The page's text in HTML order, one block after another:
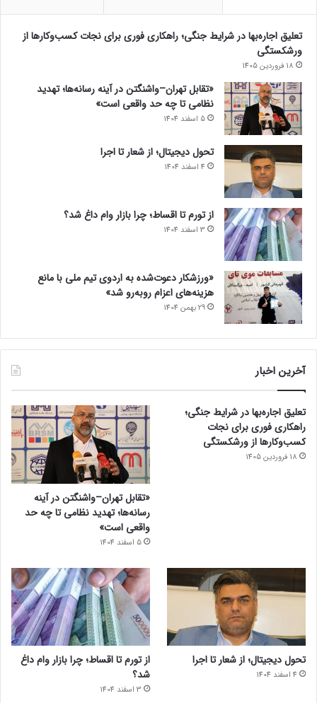
تعلیق اجاره‌بها در شرایط جنگی؛ راهکاری فوری برای نجات کسب‌وکارها از
ورشکستگی
18 فروردین 1405
«تقابل تهران–واشنگتن در آینه رسانه‌ها؛ تهدید
نظامی تا چه حد واقعی است»
5 اسفند 1404
تحول دیجیتال؛ از شعار تا اجرا
4 اسفند 1404
از تورم تا اقساط؛ چرا بازار وام داغ شد؟
3 اسفند 1404
«ورزشکار دعوت‌شده به اردوی تیم ملی با مانع
هزینه‌های اعزام روبه‌رو شد»
29 بهمن 1404
آخرین اخبار
تعلیق اجاره‌بها در شرایط جنگی؛
راهکاری فوری برای نجات
کسب‌وکارها از ورشکستگی
18 فروردین 1405
«تقابل تهران–واشنگتن در آینه
رسانه‌ها؛ تهدید نظامی تا چه حد
واقعی است»
5 اسفند 1404
تحول دیجیتال؛ از شعار تا اجرا
4 اسفند 1404
از تورم تا اقساط؛ چرا بازار وام داغ
شد؟
3 اسفند 1404